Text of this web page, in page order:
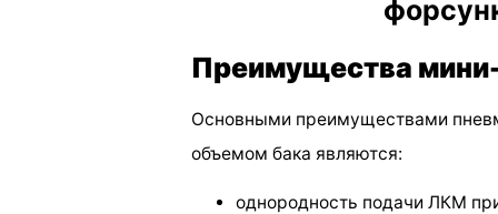
Преимущества
Основными преимуществами
объемом бака являются:
однородность подачи ЛКМ